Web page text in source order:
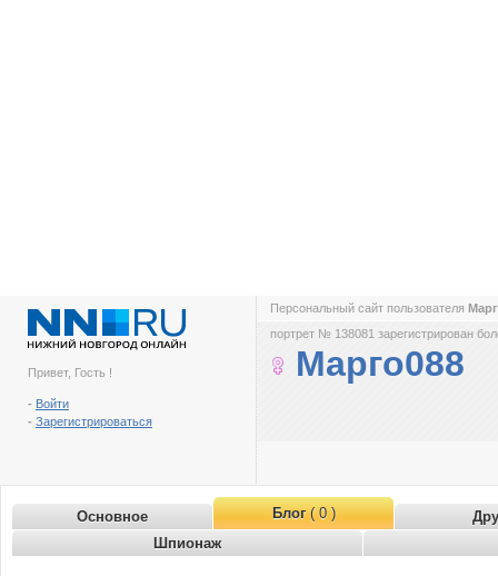
Привет, Гость !
- Войти
- Зарегистрироваться
Персональный сайт пользователя
портрет № 138081 зарегистрирован
Марго088
Основное Блог( 0 )
Шпионаж